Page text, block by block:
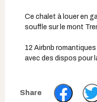
Ce chalet à louer en
souffle sur le mont
12 Airbnb
avec des dispos pour